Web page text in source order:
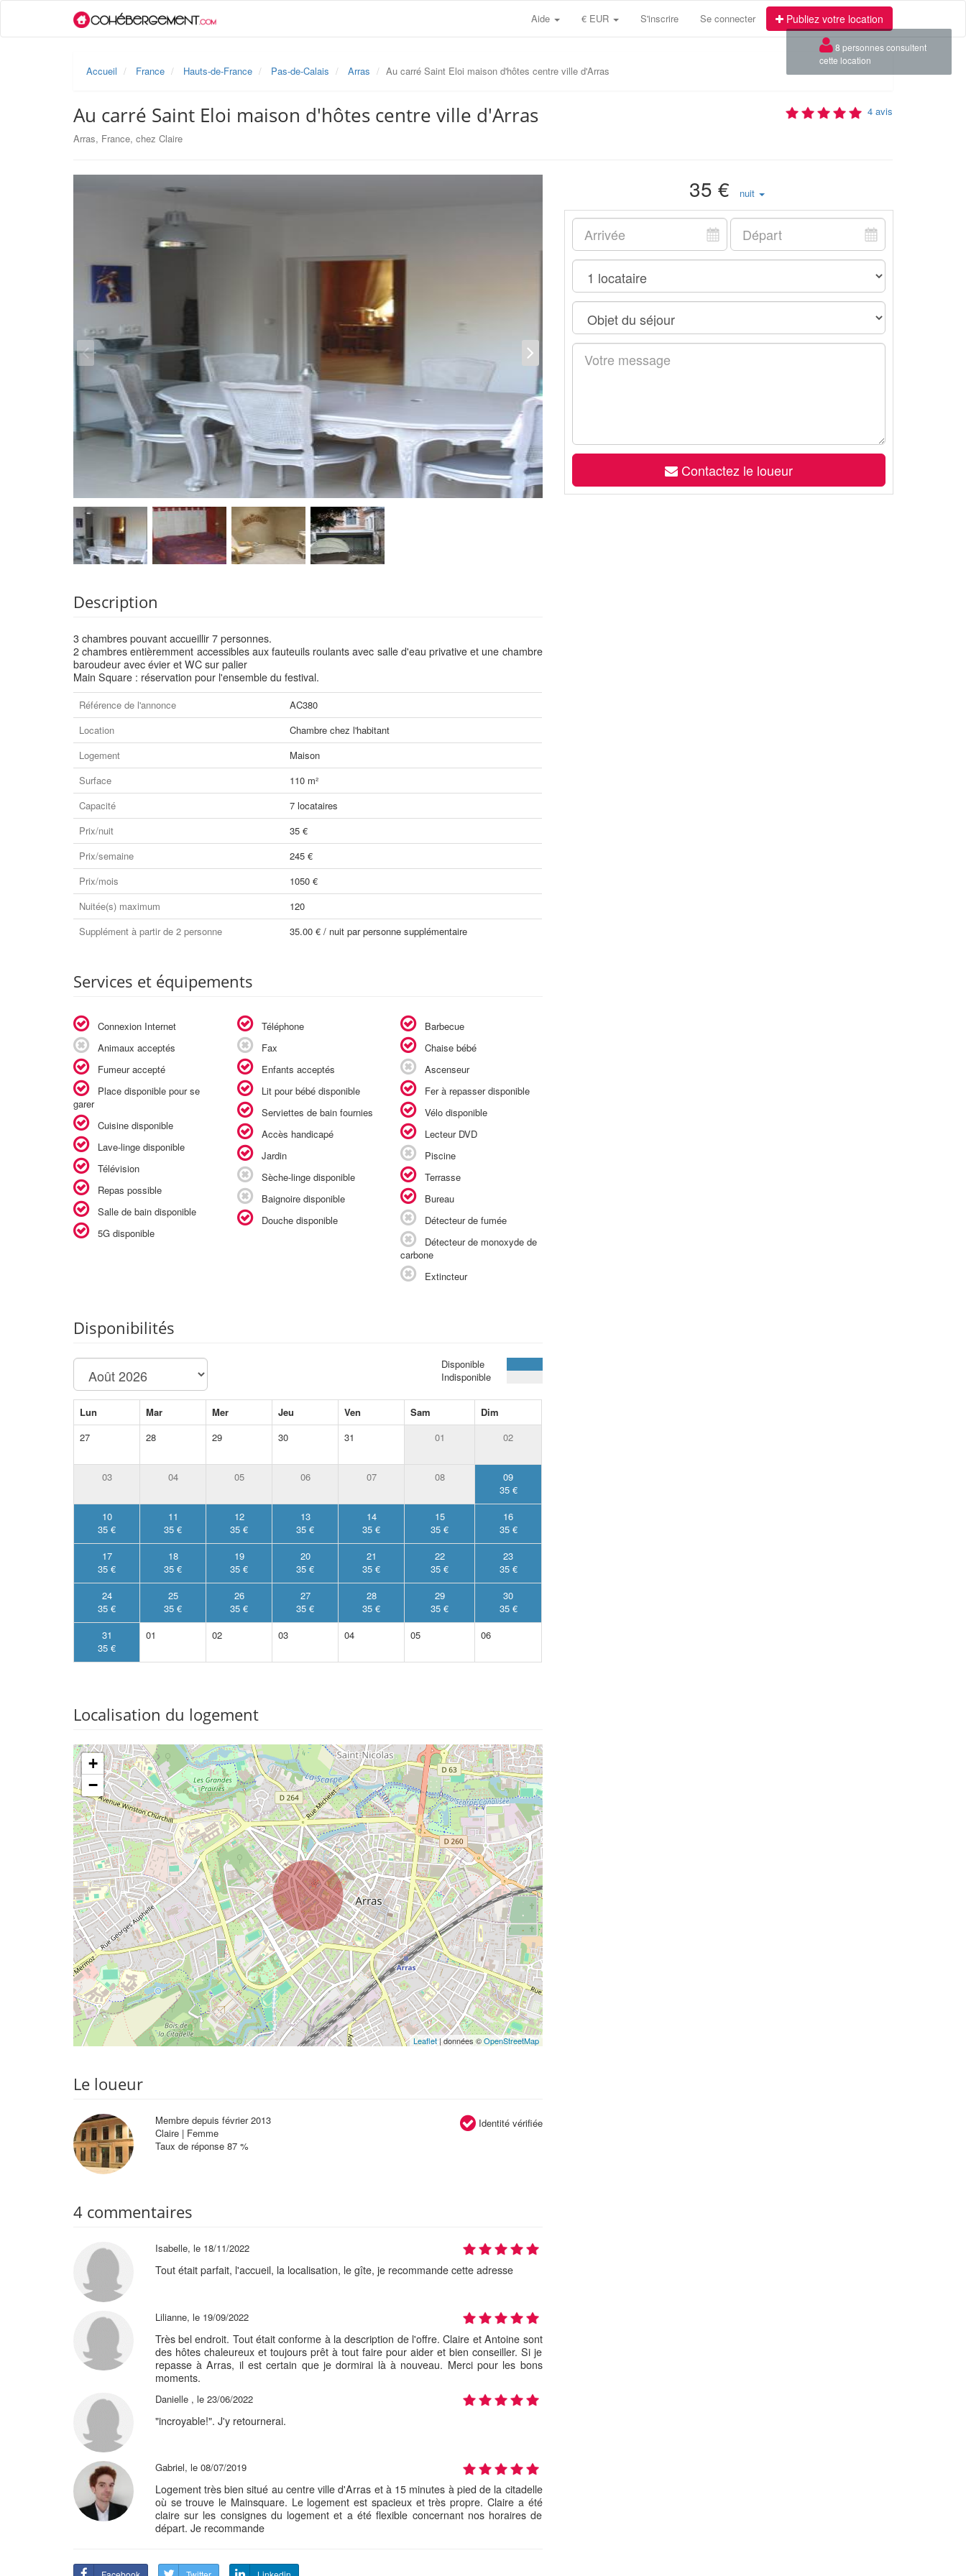
Aide € EUR S'inscrire Se connecter Publiez votre location
Accueil France Hauts-de-France Pas-de-Calais Arras Au carré Saint Eloi maison d'hôtes centre ville d'Arras
Au carré Saint Eloi maison d'hôtes centre ville d'Arras
Arras, France, chez Claire
4 avis
35 € nuit
Contactez le loueur
Description
3 chambres pouvant accueillir 7 personnes.
2 chambres entièremment accessibles aux fauteuils roulants avec salle d'eau privative et une chambre
baroudeur avec évier et WC sur palier
Main Square : réservation pour l'ensemble du festival.
Référence de l'annonce
AC380
Location
Chambre chez l'habitant
Logement
Maison
Surface
110 m²
Capacité
7 locataires
Prix/nuit
35 €
Prix/semaine
245 €
Prix/mois
1050 €
Nuitée(s) maximum
120
Supplément à partir de 2 personne
35.00 € / nuit par personne supplémentaire
Services et équipements
Connexion Internet
Animaux acceptés
Fumeur accepté
Place disponible pour se
garer
Cuisine disponible
Lave-linge disponible
Télévision
Repas possible
Salle de bain disponible
5G disponible
Téléphone
Fax
Enfants acceptés
Lit pour bébé disponible
Serviettes de bain fournies
Accès handicapé
Jardin
Sèche-linge disponible
Baignoire disponible
Douche disponible
Barbecue
Chaise bébé
Ascenseur
Fer à repasser disponible
Vélo disponible
Lecteur DVD
Piscine
Terrasse
Bureau
Détecteur de fumée
Détecteur de monoxyde de
carbone
Extincteur
Disponibilités
Disponible
Indisponible
Lun Mar Mer Jeu Ven Sam
Dim
27
28 29 30 31 01 02
03 04 05 06 07 08
09
35 €
10
35 €
11
35 €
12
35 €
13
35 €
14
35 €
15
35 €
16
35 €
17
35 €
18
35 €
19
35 €
20
35 €
21
35 €
22
35 €
23
35 €
24
35 €
25
35 €
26
35 €
27
35 €
28
35 €
29
35 €
30
35 €
31
35 €
01 02 03 04 05 06
Localisation du logement
+
−
Leaflet| données ©OpenStreetMap
Le loueur
Identité vérifiée
Membre depuis février 2013
Claire | Femme
Taux de réponse 87 %
4 commentaires
Isabelle, le 18/11/2022
Tout était parfait, l'accueil, la localisation, le gîte, je recommande cette adresse
Lilianne, le 19/09/2022
Très bel endroit. Tout était conforme à la description de l'offre. Claire et Antoine sont
des hôtes chaleureux et toujours prêt à tout faire pour aider et bien conseiller. Si je
repasse à Arras, il est certain que je dormirai là à nouveau. Merci pour les bons
moments.
Danielle , le 23/06/2022
"incroyable!". J'y retournerai.
Gabriel, le 08/07/2019
Logement très bien situé au centre ville d'Arras et à 15 minutes à pied de la citadelle
où se trouve le Mainsquare. Le logement est spacieux et très propre. Claire a été
claire sur les consignes du logement et a été flexible concernant nos horaires de
départ. Je recommande
×
8 personnes consultent
cette location